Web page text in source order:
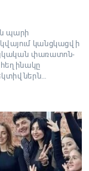
պարի
կանցկացվի
փառատոն-